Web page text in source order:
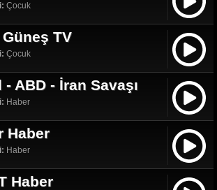
Çocuk
Güneş TV
Çocuk
- ABD - İran Savaşı
Haber
Haber
Haber
Haber